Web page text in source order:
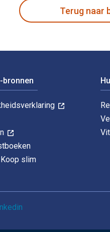
Terug naar
bronnen
slim